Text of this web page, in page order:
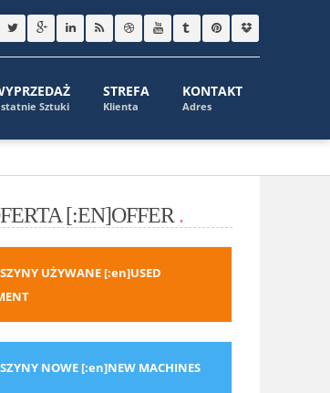
Sztuki
STREFA
Klienta
KONTAKT
Adres
[:EN]OFFER .
UŻYWANE [:en]USED
NOWE [:en]NEW MACHINES